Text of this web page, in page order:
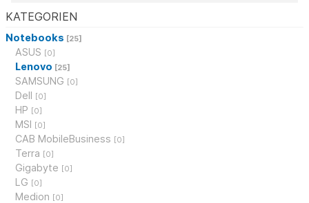
KATEGORIEN
Notebooks [25]
ASUS [0]
Lenovo [25]
SAMSUNG [0]
Dell [0]
HP [0]
MSI [0]
CAB MobileBusiness [0]
Terra [0]
Gigabyte [0]
LG [0]
Medion [0]